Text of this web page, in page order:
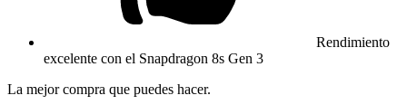
Rendimiento
excelente con el Snapdragon 8s Gen 3
La mejor compra que puedes hacer.